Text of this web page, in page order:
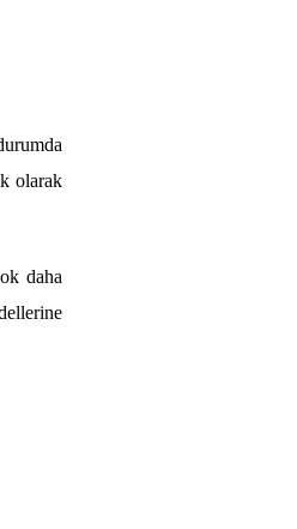
olarak
daha